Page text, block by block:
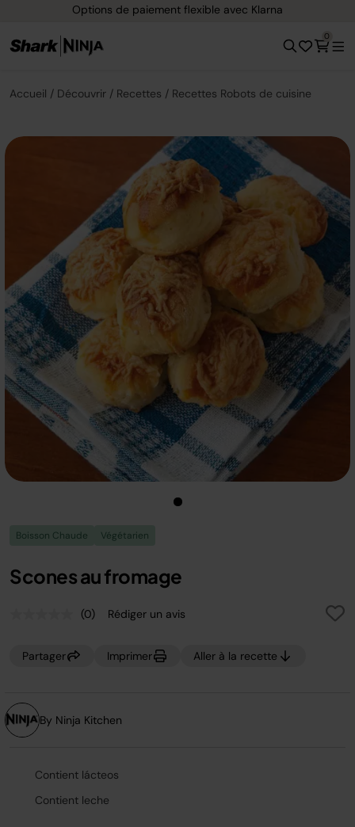
Options de paiement flexible avec Klarna
0
Accueil Découvrir Recettes Recettes Robots de cuisine
Boisson Chaude Végétarien
Scones au fromage
Aucune
notation.
page.
(0) Rédiger un avis
Partager Imprimer Aller à la recette
By Ninja Kitchen
Contient lácteos
Contient leche